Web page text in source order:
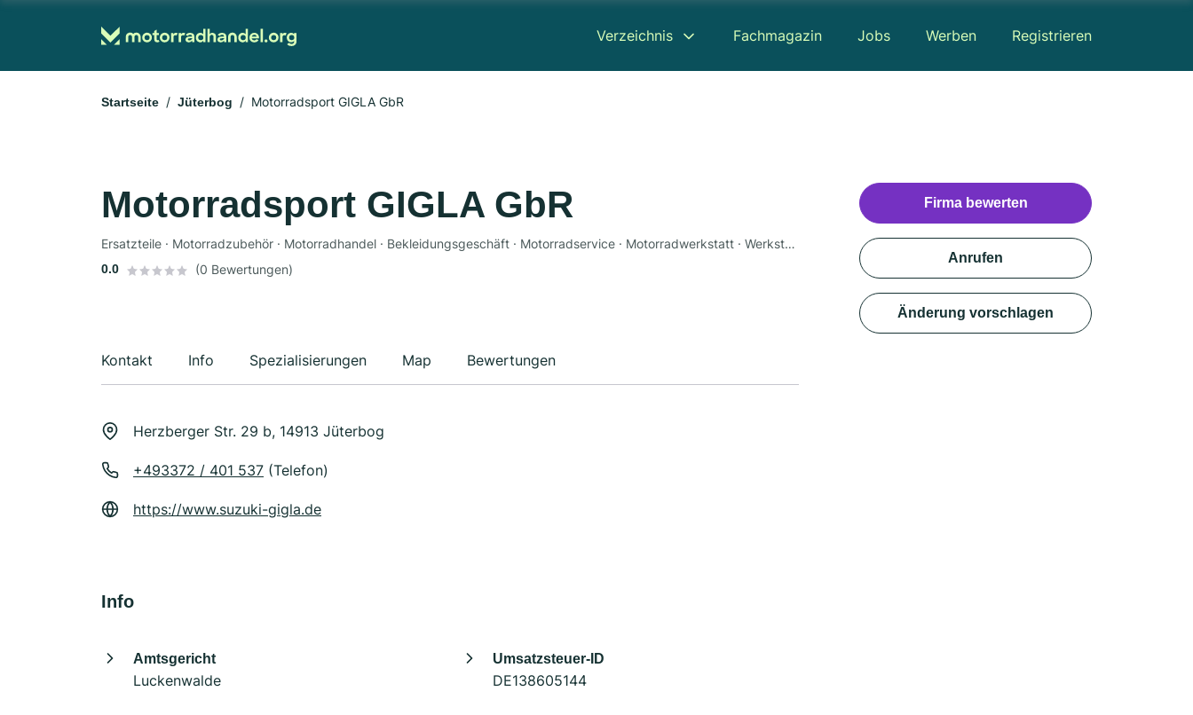
Verzeichnis Fachmagazin Jobs Werben Registrieren
Startseite Jüterbog Motorradsport GIGLA GbR
Motorradsport GIGLA GbR
Ersatzteile · Motorradzubehör · Motorradhandel · Bekleidungsgeschäft · Motorradservice · Motorradwerkstatt · Werkstatt
0.0 (0 Bewertungen)
Kontakt Info Spezialisierungen Map Bewertungen
Herzberger Str. 29 b, 14913 Jüterbog
+493372 / 401 537 (Telefon)
https://www.suzuki-gigla.de
Info
Amtsgericht
Luckenwalde
Umsatzsteuer-ID
DE138605144
Firma bewerten
Anrufen
Änderung vorschlagen